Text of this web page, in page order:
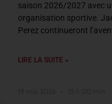
saison 2026/2027 avec
organisation sportive.
Perez continueront
LIRE LA SUITE »